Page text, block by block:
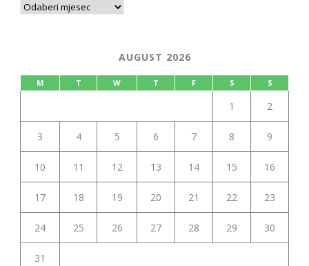
AUGUST 2026
M T W T F S S
1 2
3 4 5 6 7 8 9
10 11 12 13 14 15 16
17 18 19 20 21 22 23
24 25 26 27 28 29 30
31